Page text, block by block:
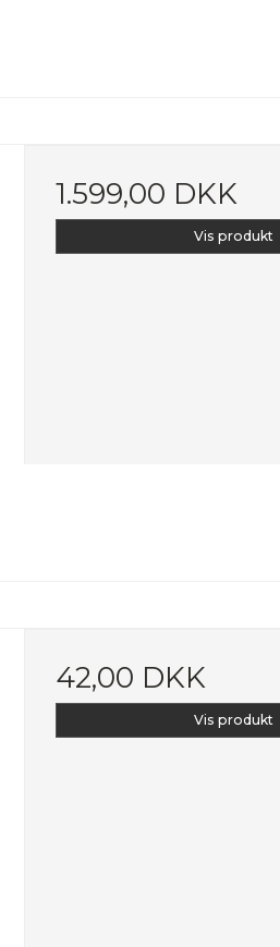
1.599,00 DKK
Vis produkt
42,00 DKK
Vis produkt